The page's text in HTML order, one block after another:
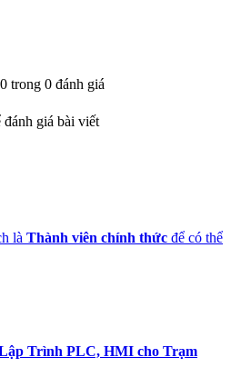
trong 0 đánh giá
giá bài viết
là Thành viên chính thức để có thể
Trình PLC, HMI cho Trạm